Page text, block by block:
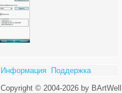
Информация
Поддержка
Copyright © 2004-2026 by BArtWell